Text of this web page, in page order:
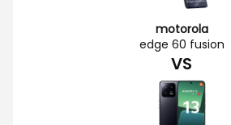
motorola
edge 60 fusion
VS